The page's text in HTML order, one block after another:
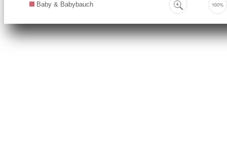
Baby & Babybauch